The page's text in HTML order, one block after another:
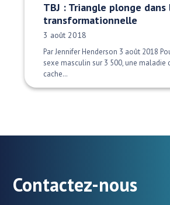
TBJ : Triangle plonge dans
transformationnelle
Date publiée:
3 août 2018
Par Jennifer Henderson 3 août 2018
sexe masculin sur 3 500, une maladie
cache…
Contactez-nous